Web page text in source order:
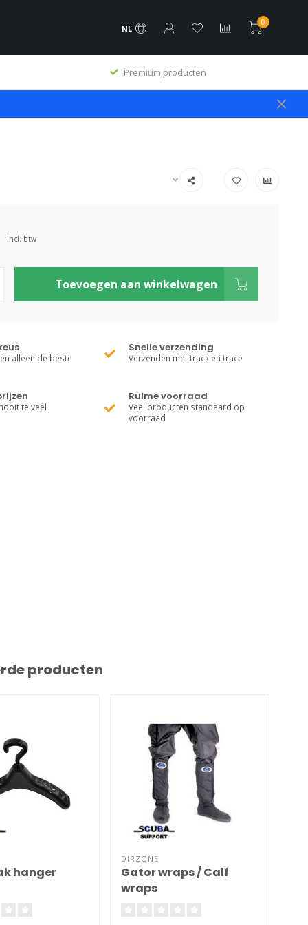
NL
0
Premium producten
Incl. btw
Toevoegen aan winkelwagen
alleen de beste
Snelle verzending
Verzenden met track en trace
te veel
Ruime voorraad
Veel producten standaard op
voorraad
producten
hanger
DIRZONE
Gator wraps / Calf
wraps